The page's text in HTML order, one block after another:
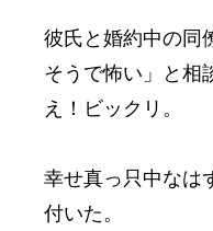
彼氏と婚約中の同
そうで怖い」と相
え！ビックリ。
幸せ真っ只中なは
付いた。